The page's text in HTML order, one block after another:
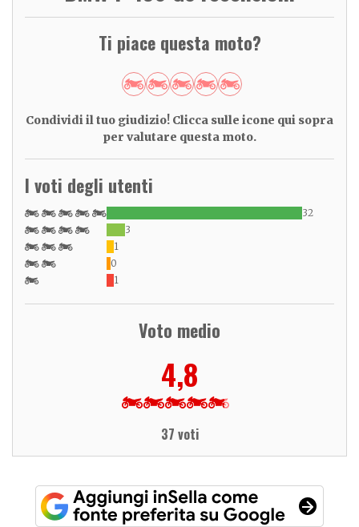
Ti piace questa moto?
Condividi il tuo giudizio! Clicca sulle icone qui sopra
per valutare questa moto.
I voti degli utenti
32
3
1
0
1
Voto medio
4,8
37 voti